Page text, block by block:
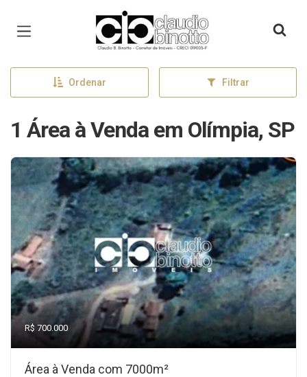
Página inicial
Ordenar Filtrar
1 Área à Venda em Olímpia, SP
R$ 700.000
Área à Venda com 7000m²